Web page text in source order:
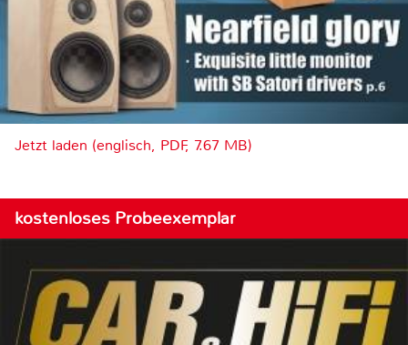
Jetzt laden (englisch, PDF, 7.67 MB)
kostenloses Probeexemplar